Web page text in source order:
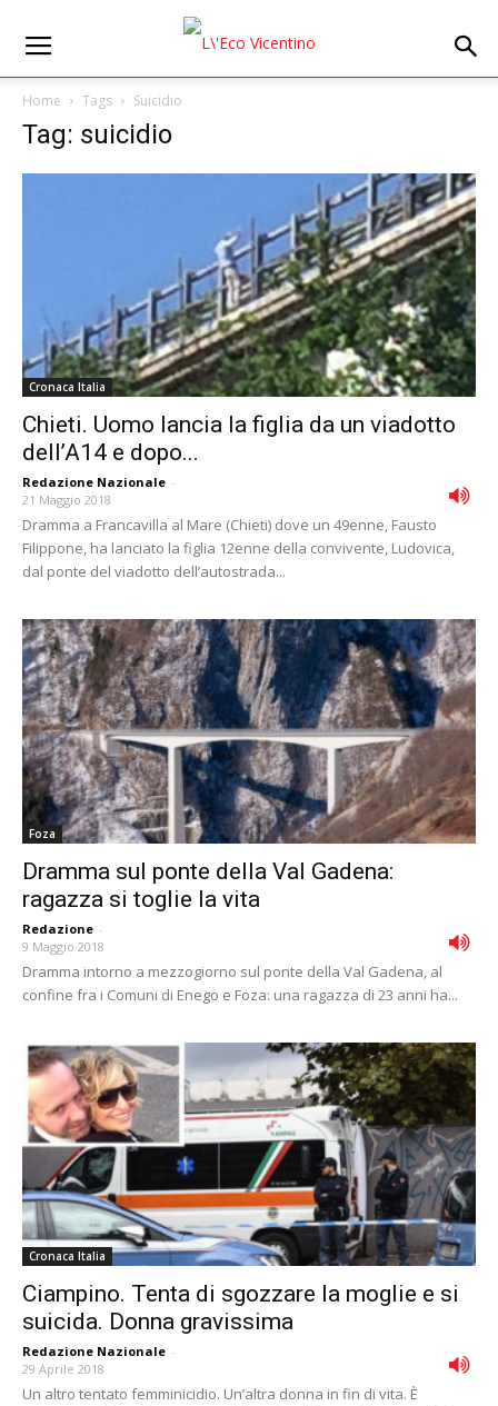
Home Tags Suicidio
Tag: suicidio
Cronaca Italia
Chieti. Uomo lancia la figlia da un viadotto
dellʼA14 e dopo...
Redazione Nazionale -
21 Maggio 2018
Dramma a Francavilla al Mare (Chieti) dove un 49enne, Fausto
Filippone, ha lanciato la figlia 12enne della convivente, Ludovica,
dal ponte del viadotto dell’autostrada...
Foza
Dramma sul ponte della Val Gadena:
ragazza si toglie la vita
Redazione -
9 Maggio 2018
Dramma intorno a mezzogiorno sul ponte della Val Gadena, al
confine fra i Comuni di Enego e Foza: una ragazza di 23 anni ha...
Cronaca Italia
Ciampino. Tenta di sgozzare la moglie e si
suicida. Donna gravissima
Redazione Nazionale -
29 Aprile 2018
Un altro tentato femminicidio. Un’altra donna in fin di vita. È